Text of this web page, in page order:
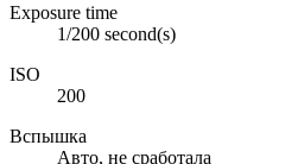
Exposure time
1/200 second(s)
ISO
200
Вспышка
Авто, не сработала